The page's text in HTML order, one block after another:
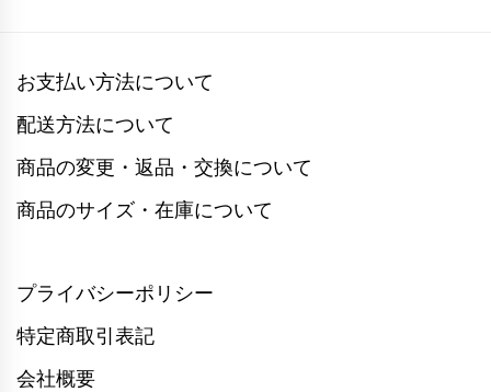
お支払い方法について
配送方法について
商品の変更・返品・交換について
商品のサイズ・在庫について
プライバシーポリシー
特定商取引表記
会社概要